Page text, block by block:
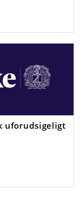
uforudsigeligt